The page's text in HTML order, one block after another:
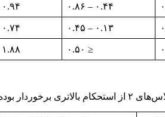
۰.۴۴ – ۰.۸۶ ۰.۹۴ – ۱.۵۶
۰.۱۳ – ۰.۴۵ ۰.۷۴ – ۱.۲۱
≤ ۰.۵۰ ۱.۸۸ – ۲.۶۲